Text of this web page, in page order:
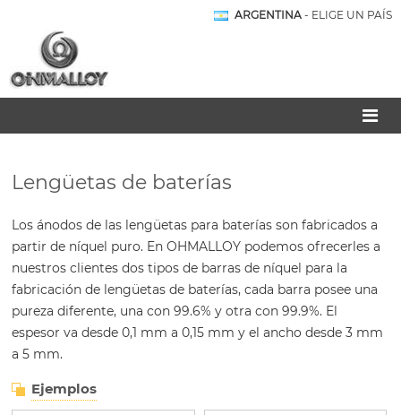
ARGENTINA - ELIGE UN PAÍS
Lengüetas de baterías
Los ánodos de las lengüetas para baterías son fabricados a
partir de níquel puro. En OHMALLOY podemos ofrecerles a
nuestros clientes dos tipos de barras de níquel para la
fabricación de lengüetas de baterías, cada barra posee una
pureza diferente, una con 99.6% y otra con 99.9%. El
espesor va desde 0,1 mm a 0,15 mm y el ancho desde 3 mm
a 5 mm.
Ejemplos